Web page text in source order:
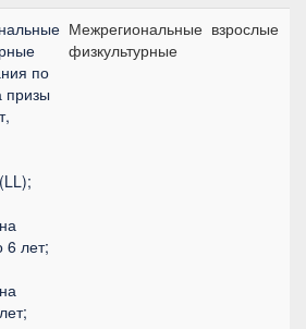
по
призы
6 лет;
Межрегиональные
физкультурные
взрослые